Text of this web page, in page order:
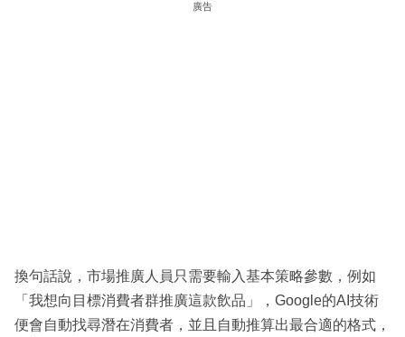
廣告
換句話說，市場推廣人員只需要輸入基本策略參數，例如
「我想向目標消費者群推廣這款飲品」，Google的AI技術
便會自動找尋潛在消費者，並且自動推算出最合適的格式，